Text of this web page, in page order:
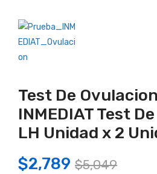
Test De Ovulacion
INMEDIAT Test
LH Unidad x 2
$5,049
$2,789